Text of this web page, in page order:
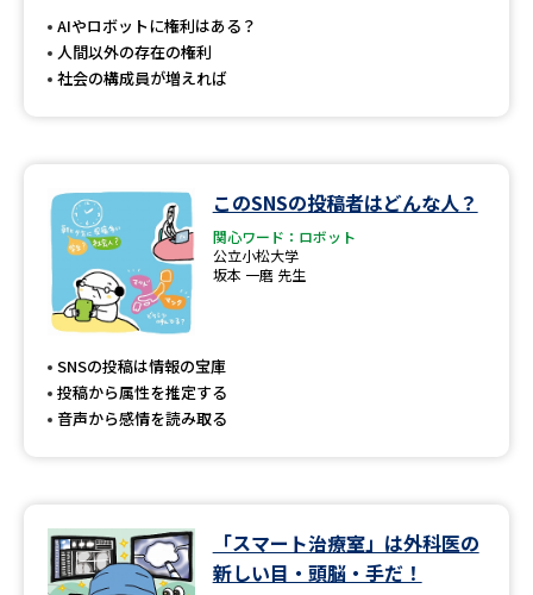
受験準備
先輩が入学を決めた理由 テレメール全国一斉進学調査
新生活お役立ちガイド
学問発見
学問のミニ講義「夢ナビ講義」 学問分野解説
AIやロボットに権利はある？
人間以外の存在の権利
社会の構成員が増えれば
このSNSの投稿者はどんな人？
関心ワード：ロボット
公立小松大学
坂本 一磨 先生
SNSの投稿は情報の宝庫
投稿から属性を推定する
音声から感情を読み取る
「スマート治療室」は外科医の
新しい目・頭脳・手だ！